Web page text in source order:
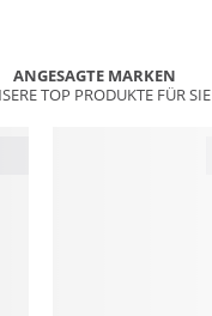
ANGESAGTE MARKEN
TOP PRODUKTE FÜR SIE